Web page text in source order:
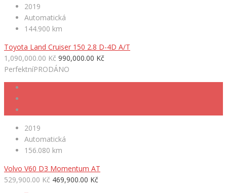
2019
Automatická
144.900 km
Toyota Land Cruiser 150 2.8 D-4D A/T
1,090,000.00 Kč 990,000.00 Kč
PerfektníPRODÁNO
2019
Automatická
156.080 km
Volvo V60 D3 Momentum AT
529,900.00 Kč 469,900.00 Kč